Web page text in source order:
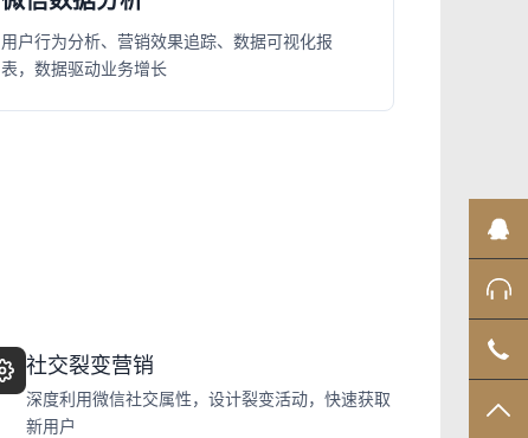
用户行为分析、营销效果追踪、数据可视化报
表，数据驱动业务增长
社交裂变营销
深度利用微信社交属性，设计裂变活动，快速获取
新用户
业
售